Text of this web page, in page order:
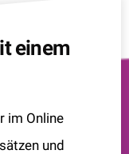
einem
im Online
und